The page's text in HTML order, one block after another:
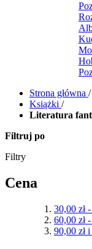
Strona główna /
Książki /
Literatura
Filtruj po
Filtry
Cena
30,00 zł-
60,00 zł-
90,00 złi